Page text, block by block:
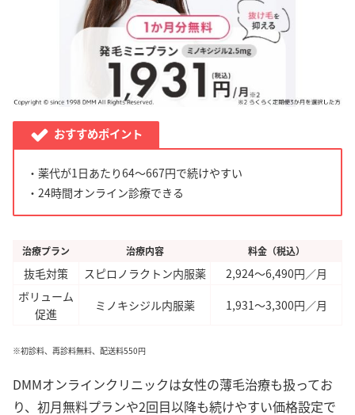
おすすめポイント
・薬代が1日あたり64～667円で続けやすい
・24時間オンライン診療できる
治療プラン 治療内容 料金（税込）
抜毛対策 スピロノラクトン内服薬
2,924～6,490円／月
ボリューム
促進
ミノキシジル内服薬 1,931～3,300円／月
※初診料、再診料無料、配送料550円
DMMオンラインクリニックは女性の薄毛治療も扱ってお
り、初月無料プランや2回目以降も続けやすい価格設定で